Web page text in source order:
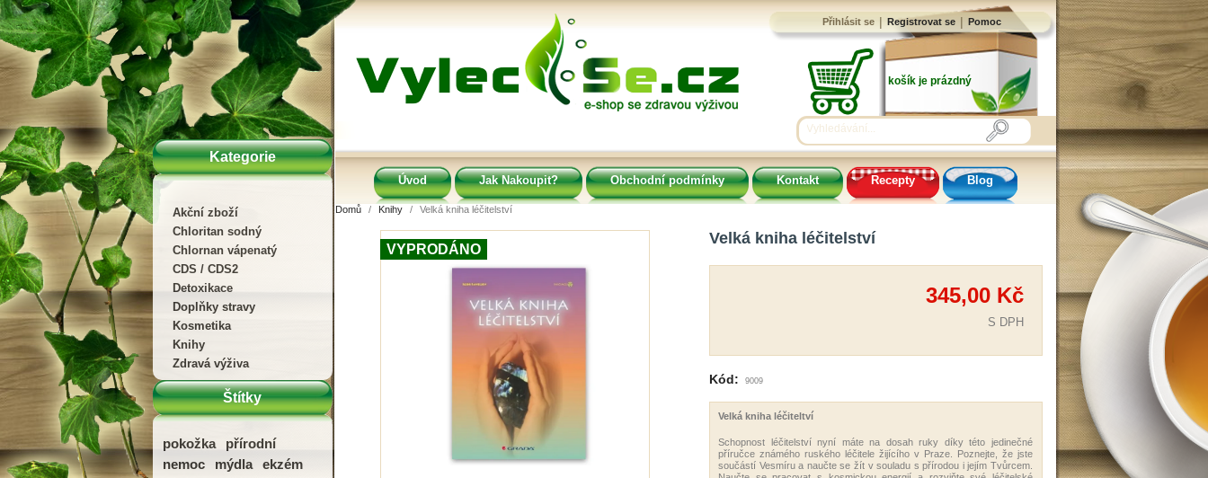
Přihlásit se | Registrovat se | Pomoc
košík je prázdný
Kategorie
Akční zboží
Chloritan sodný
Chlornan vápenatý
CDS / CDS2
Detoxikace
Doplňky stravy
Kosmetika
Knihy
Zdravá výživa
Štítky
pokožka
přírodní
nemoc
mýdla
ekzém
Úvod Jak Nakoupit? Obchodní podmínky Kontakt Recepty Blog
Domů Knihy Velká kniha léčitelství
VYPRODÁNO
Velká kniha léčitelství
345,00 Kč
S DPH
Kód: 9009
Velká kniha léčiteltví
Schopnost léčitelství nyní máte na dosah ruky díky této jedinečné
příručce známého ruského léčitele žijícího v Praze. Poznejte, že jste
součástí Vesmíru a naučte se žít v souladu s přírodou i jejím Tvůrcem.